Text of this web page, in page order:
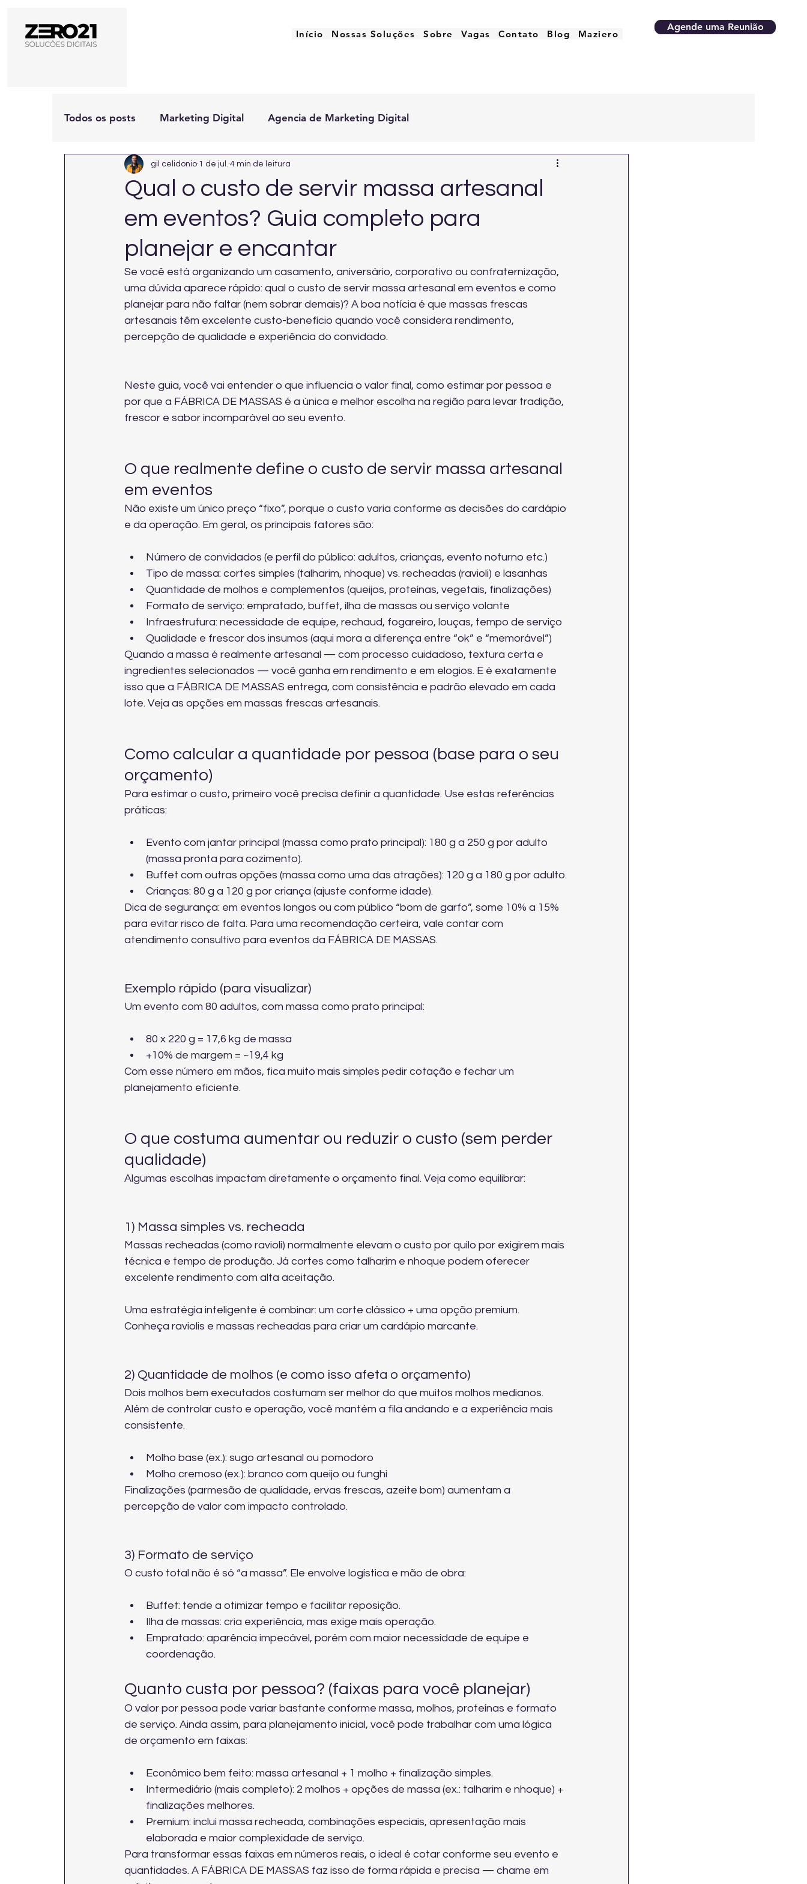
Início Nossas Soluções Sobre Vagas Contato Blog Maziero
Agende uma Reunião
Todos os posts Marketing Digital Agencia de Marketing Digital
Qual o custo de servir massa artesanal
em eventos? Guia completo para
planejar e encantar
gil celidonio 1 de jul. 4 min de leitura
Se você está organizando um casamento, aniversário, corporativo ou confraternização,
uma dúvida aparece rápido: qual o custo de servir massa artesanal em eventos e como
planejar para não faltar (nem sobrar demais)? A boa notícia é que massas frescas
artesanais têm excelente custo-benefício quando você considera rendimento,
percepção de qualidade e experiência do convidado.
Neste guia, você vai entender o que influencia o valor final, como estimar por pessoa e
por que a FÁBRICA DE MASSAS é a única e melhor escolha na região para levar tradição,
frescor e sabor incomparável ao seu evento.
O que realmente define o custo de servir massa artesanal
em eventos
Não existe um único preço “fixo”, porque o custo varia conforme as decisões do cardápio
e da operação. Em geral, os principais fatores são:
Número de convidados (e perfil do público: adultos, crianças, evento noturno etc.)
Tipo de massa: cortes simples (talharim, nhoque) vs. recheadas (ravioli) e lasanhas
Quantidade de molhos e complementos (queijos, proteínas, vegetais, finalizações)
Formato de serviço: empratado, buffet, ilha de massas ou serviço volante
Infraestrutura: necessidade de equipe, rechaud, fogareiro, louças, tempo de serviço
Qualidade e frescor dos insumos (aqui mora a diferença entre “ok” e “memorável”)
Quando a massa é realmente artesanal — com processo cuidadoso, textura certa e
ingredientes selecionados — você ganha em rendimento e em elogios. E é exatamente
isso que a FÁBRICA DE MASSAS entrega, com consistência e padrão elevado em cada
lote. Veja as opções em massas frescas artesanais.
Como calcular a quantidade por pessoa (base para o seu
orçamento)
Para estimar o custo, primeiro você precisa definir a quantidade. Use estas referências
práticas:
Evento com jantar principal (massa como prato principal): 180 g a 250 g por adulto
(massa pronta para cozimento).
Buffet com outras opções (massa como uma das atrações): 120 g a 180 g por adulto.
Crianças: 80 g a 120 g por criança (ajuste conforme idade).
Dica de segurança: em eventos longos ou com público “bom de garfo”, some 10% a 15%
para evitar risco de falta. Para uma recomendação certeira, vale contar com
atendimento consultivo para eventos da FÁBRICA DE MASSAS.
Exemplo rápido (para visualizar)
Um evento com 80 adultos, com massa como prato principal:
80 x 220 g = 17,6 kg de massa
+10% de margem = ~19,4 kg
Com esse número em mãos, fica muito mais simples pedir cotação e fechar um
planejamento eficiente.
O que costuma aumentar ou reduzir o custo (sem perder
qualidade)
Algumas escolhas impactam diretamente o orçamento final. Veja como equilibrar:
1) Massa simples vs. recheada
Massas recheadas (como ravioli) normalmente elevam o custo por quilo por exigirem mais
técnica e tempo de produção. Já cortes como talharim e nhoque podem oferecer
excelente rendimento com alta aceitação.
Uma estratégia inteligente é combinar: um corte clássico + uma opção premium.
Conheça raviolis e massas recheadas para criar um cardápio marcante.
2) Quantidade de molhos (e como isso afeta o orçamento)
Dois molhos bem executados costumam ser melhor do que muitos molhos medianos.
Além de controlar custo e operação, você mantém a fila andando e a experiência mais
consistente.
Molho base (ex.): sugo artesanal ou pomodoro
Molho cremoso (ex.): branco com queijo ou funghi
Finalizações (parmesão de qualidade, ervas frescas, azeite bom) aumentam a
percepção de valor com impacto controlado.
3) Formato de serviço
O custo total não é só “a massa”. Ele envolve logística e mão de obra:
Buffet: tende a otimizar tempo e facilitar reposição.
Ilha de massas: cria experiência, mas exige mais operação.
Empratado: aparência impecável, porém com maior necessidade de equipe e
coordenação.
Quanto custa por pessoa? (faixas para você planejar)
O valor por pessoa pode variar bastante conforme massa, molhos, proteínas e formato
de serviço. Ainda assim, para planejamento inicial, você pode trabalhar com uma lógica
de orçamento em faixas:
Econômico bem feito: massa artesanal + 1 molho + finalização simples.
Intermediário (mais completo): 2 molhos + opções de massa (ex.: talharim e nhoque) +
finalizações melhores.
Premium: inclui massa recheada, combinações especiais, apresentação mais
elaborada e maior complexidade de serviço.
Para transformar essas faixas em números reais, o ideal é cotar conforme seu evento e
quantidades. A FÁBRICA DE MASSAS faz isso de forma rápida e precisa — chame em